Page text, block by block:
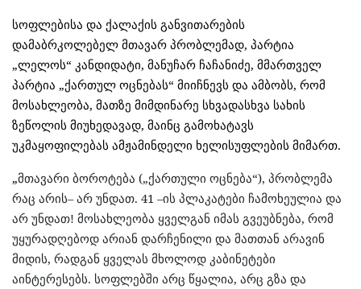
სოფლებისა და ქალაქის განვითარების
დამაბრკოლებელ მთავარ პრობლემად, პარტია
„ლელოს“ კანდიდატი, მანუჩარ ჩაჩანიძე, მმართველ
პარტია „ქართულ ოცნებას“ მიიჩნევს და ამბობს, რომ
მოსახლეობა, მათზე მიმდინარე სხვადასხვა სახის
ზეწოლის მიუხედავად, მაინც გამოხატავს
უკმაყოფილებას ამჟამინდელი ხელისუფლების მიმართ.
„მთავარი ბოროტება („ქართული ოცნება“), პრობლემა
რაც არის– არ უნდათ. 41 –ის პლაკატები ჩამოხეულია და
არ უნდათ! მოსახლეობა ყველგან იმას გვეუბნება, რომ
უყურადღებოდ არიან დარჩენილი და მათთან არავინ
მიდის, რადგან ყველას მხოლოდ კაბინეტები
აინტერესებს. სოფლებში არც წყალია, არც გზა და